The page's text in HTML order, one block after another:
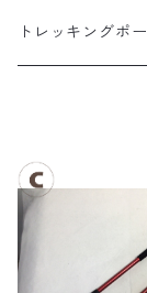
マット・その他
キッズスノーウ
スノーゴーグル
帽子
トレッキングポ